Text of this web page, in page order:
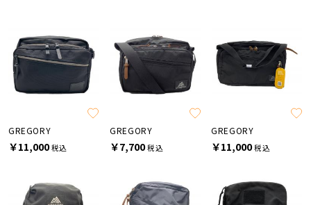
GREGORY
￥11,000税込
GREGORY
￥7,700税込
GREGORY
￥11,000税込